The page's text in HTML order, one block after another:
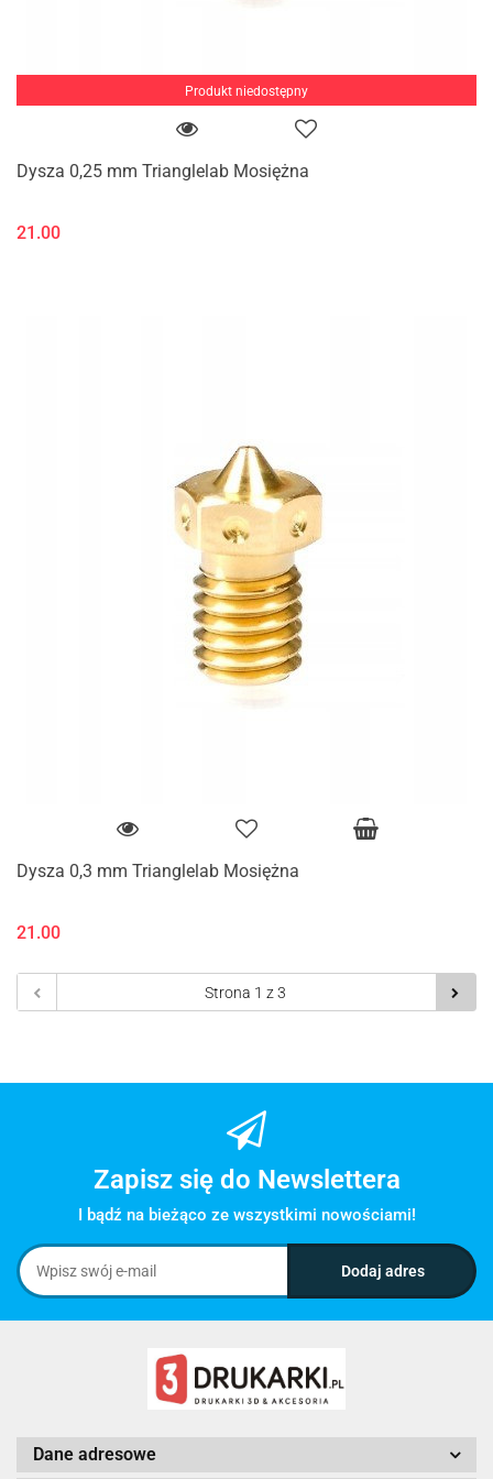
Produkt niedostępny
Dysza 0,25 mm Trianglelab Mosiężna
21.00
Dysza 0,3 mm Trianglelab Mosiężna
21.00
Zapisz się do Newslettera
I bądź na bieżąco ze wszystkimi nowościami!
Dane adresowe